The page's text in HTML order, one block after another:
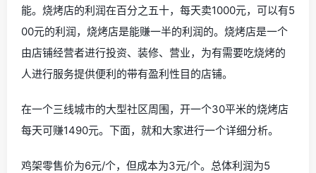
能。烧烤店的利润在百分之五十，每天卖1000元，可以有5
00元的利润，烧烤店是能赚一半的利润的。烧烤店是一个
由店铺经营者进行投资、装修、营业，为有需要吃烧烤的
人进行服务提供便利的带有盈利性目的店铺。
在一个三线城市的大型社区周围，开一个30平米的烧烤店
每天可赚1490元。下面，就和大家进行一个详细分析。
鸡架零售价为6元/个，但成本为3元/个。总体利润为5